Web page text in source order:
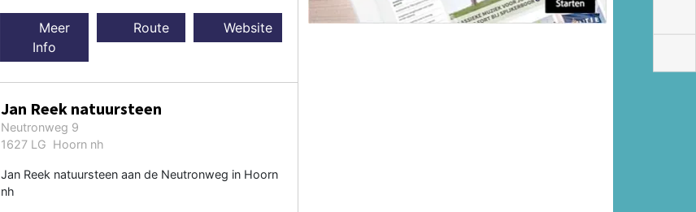
Meer
Info
Route Website
Jan Reek natuursteen
Neutronweg 9
1627 LG Hoorn nh
Jan Reek natuursteen aan de Neutronweg in Hoorn
nh